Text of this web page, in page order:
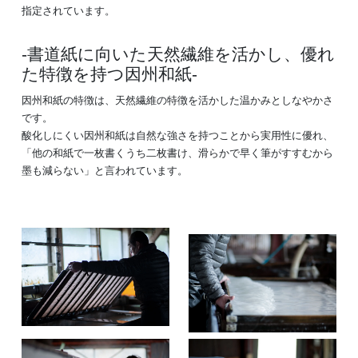
指定されています。
書道紙に向いた天然繊維を活かし、優れ
た特徴を持つ因州和紙
因州和紙の特徴は、天然繊維の特徴を活かした温かみとしなやかさ
です。
酸化しにくい因州和紙は自然な強さを持つことから実用性に優れ、
「他の和紙で一枚書くうち二枚書け、滑らかで早く筆がすすむから
墨も減らない」と言われています。